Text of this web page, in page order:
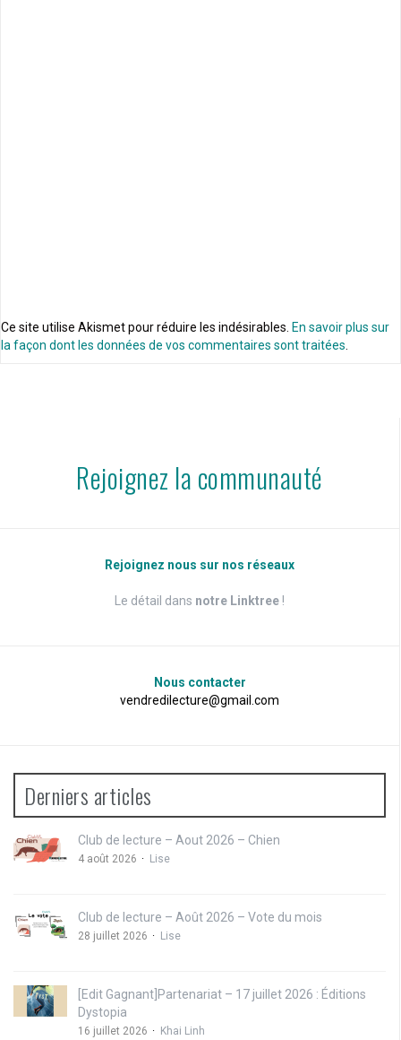
Ce site utilise Akismet pour réduire les indésirables. En savoir plus sur
la façon dont les données de vos commentaires sont traitées
Rejoignez la communauté
Rejoignez nous sur nos réseaux
Le détail dans notre Linktree !
Nous contacter
vendredilecture@gmail.com
Derniers articles
Club de lecture – Aout 2026 – Chien
4 août 2026 Lise
Club de lecture – Août 2026 – Vote du mois
28 juillet 2026 Lise
[Edit Gagnant]Partenariat – 17 juillet 2026 : Éditions
Dystopia
16 juillet 2026 Khai Linh